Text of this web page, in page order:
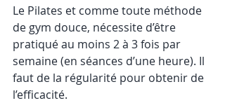
Le Pilates et comme toute méthode
de gym douce, nécessite d’être
pratiqué au moins 2 à 3 fois par
semaine (en séances d’une heure). Il
faut de la régularité pour obtenir de
l’efficacité.